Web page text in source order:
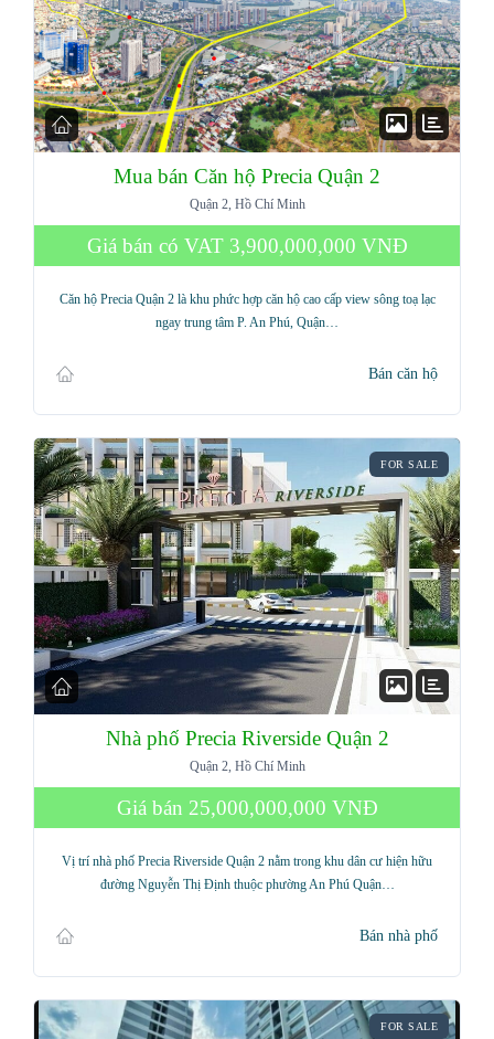
Mua bán Căn hộ Precia Quận 2
Quận 2, Hồ Chí Minh
Giá bán có VAT 3,900,000,000 VNĐ
Căn hộ Precia Quận 2 là khu phức hợp căn hộ cao cấp view sông toạ lạc
ngay trung tâm P. An Phú, Quận…
Bán căn hộ
FOR SALE
Nhà phố Precia Riverside Quận 2
Quận 2, Hồ Chí Minh
Giá bán 25,000,000,000 VNĐ
Vị trí nhà phố Precia Riverside Quận 2 nằm trong khu dân cư hiện hữu
đường Nguyễn Thị Định thuộc phường An Phú Quận…
Bán nhà phố
FOR SALE